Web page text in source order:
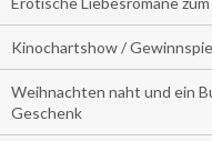
Kinochartshow /
Weihnachten naht und ein
Geschenk